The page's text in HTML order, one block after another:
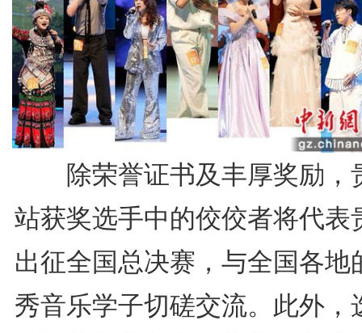
除荣誉证书及丰厚奖励，
站获奖选手中的佼佼者将代表
出征全国总决赛，与全国各地
秀音乐学子切磋交流。此外，